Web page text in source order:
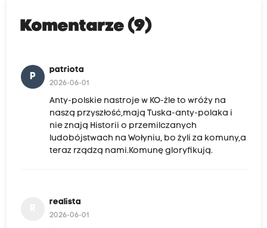
Komentarze (9)
P
patriota
2026-06-01
Anty-polskie nastroje w KO-żle to wróży na
naszą przyszłość,mają Tuska-anty-polaka i
nie znają Historii o przemilczanych
ludobójstwach na Wołyniu, bo żyli za komuny,a
teraz rządzą nami.Komunę gloryfikują.
realista
2026-06-01